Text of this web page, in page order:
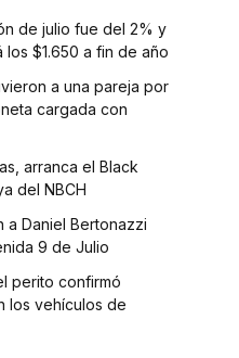
de julio fue del 2% y
$1.650 a fin de año
a una pareja por
cargada con
arranca el Black
del NBCH
a Daniel Bertonazzi
9 de Julio
perito confirmó
los vehículos de